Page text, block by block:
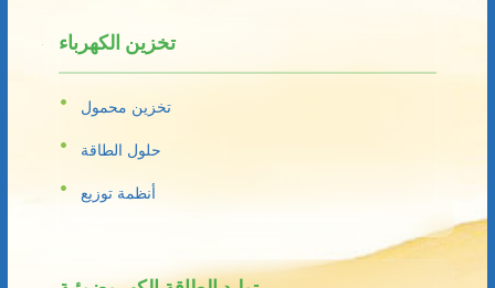
تخزين الكهرباء
تخزين محمول
حلول الطاقة
أنظمة توزيع